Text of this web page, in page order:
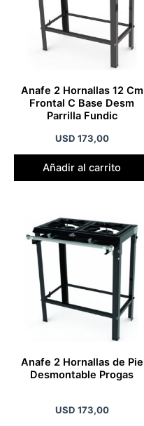
Anafe 2 Hornallas 12 Cm
Frontal C Base Desm
Parrilla Fundic
USD 173,00
Añadir al carrito
Anafe 2 Hornallas de Pie
Desmontable Progas
USD 173,00